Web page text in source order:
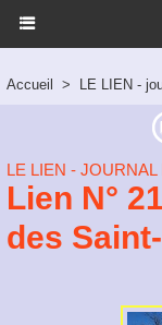
Accueil > LE LIEN -
LE LIEN -
Lien N°
des